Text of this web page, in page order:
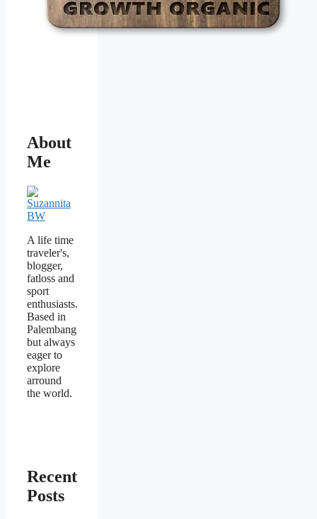
About
Me
A life time
traveler's,
blogger,
fatloss and
sport
enthusiasts.
Based in
Palembang
but always
eager to
explore
arround
the world.
Recent
Posts